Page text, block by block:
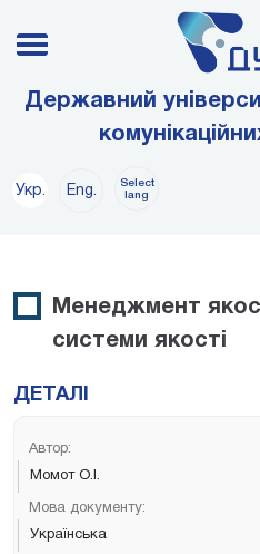
Державний
Укр. Eng.
Select
lang
Менеджмент
системи якості
ДЕТАЛІ
Автор:
Момот О.І.
Мова документу:
Українська